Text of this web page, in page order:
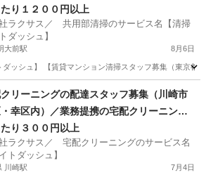
棟共用部清掃依頼オーナーの方募集】
り１２００円以上
ラクサス／ 共用部清掃のサービス名【清掃
ダッシュ】
大前駅 8月6日
ッシュ】 【賃貸マンション清掃スタッフ募集（東京
前駅 東京 世田谷区
ッフ
クリーニングの配達スタッフ募集（川崎市
幸区内）／業務提携の宅配クリーニング
り３００円以上
ラクサス／ 宅配クリーニングのサービス名
トダッシュ】
川崎駅 7月4日